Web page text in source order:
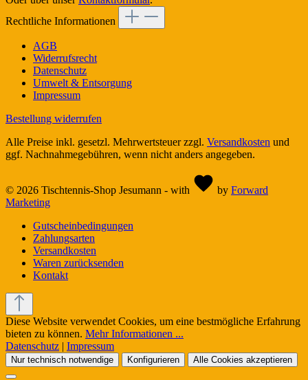
Rechtliche Informationen
AGB
Widerrufsrecht
Datenschutz
Umwelt & Entsorgung
Impressum
Bestellung widerrufen
Alle Preise inkl. gesetzl. Mehrwertsteuer zzgl. Versandkosten und
ggf. Nachnahmegebühren, wenn nicht anders angegeben.
© 2026 Tischtennis-Shop Jesumann - with by Forward
Marketing
Gutscheinbedingungen
Zahlungsarten
Versandkosten
Waren zurücksenden
Kontakt
Diese Website verwendet Cookies, um eine bestmögliche Erfahrung
bieten zu können. Mehr Informationen ...
Datenschutz | Impressum
Nur technisch notwendige Konfigurieren Alle Cookies akzeptieren